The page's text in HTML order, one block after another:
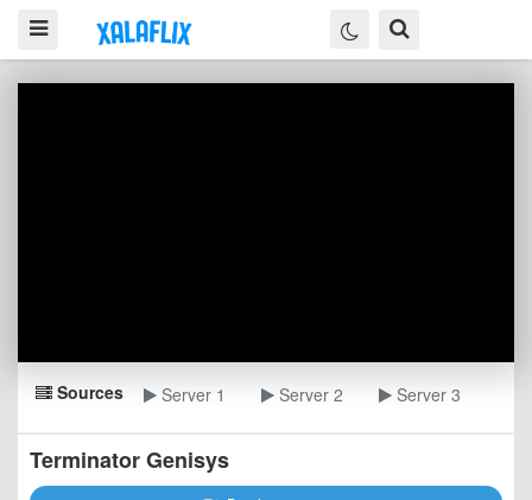
Sources Server 1 Server 2 Server 3
Terminator Genisys